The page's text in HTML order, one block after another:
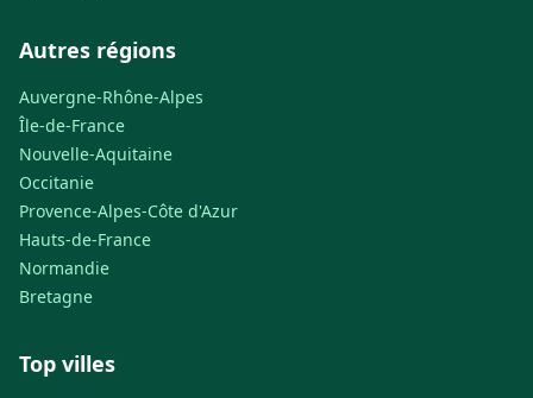
Autres régions
Auvergne-Rhône-Alpes
Île-de-France
Nouvelle-Aquitaine
Occitanie
Provence-Alpes-Côte d'Azur
Hauts-de-France
Normandie
Bretagne
Top villes